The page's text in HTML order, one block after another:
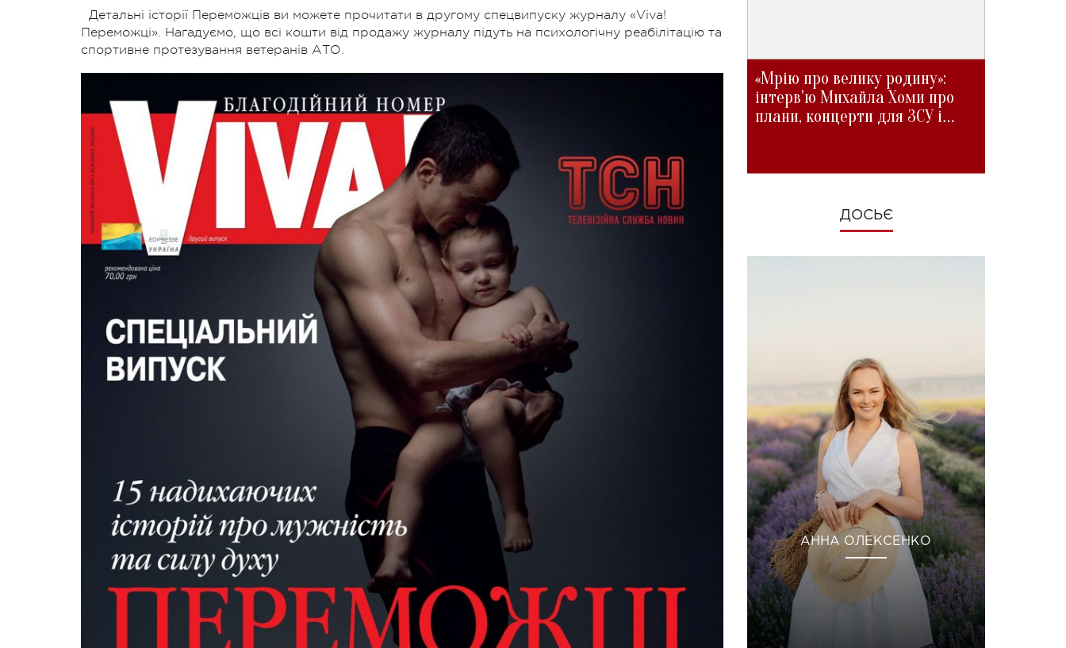
Детальні історії Переможців ви можете прочитати в другому спецвипуску журналу «Viva!
Переможці». Нагадуємо, що всі кошти від продажу журналу підуть на психологічну реабілітацію та
спортивне протезування ветеранів АТО.
«Мрію про велику родину»:
інтерв'ю Михайла Хоми про
плани, концерти для ЗСУ і
ДОСЬЄ
АННА ОЛЕКСЕНКО